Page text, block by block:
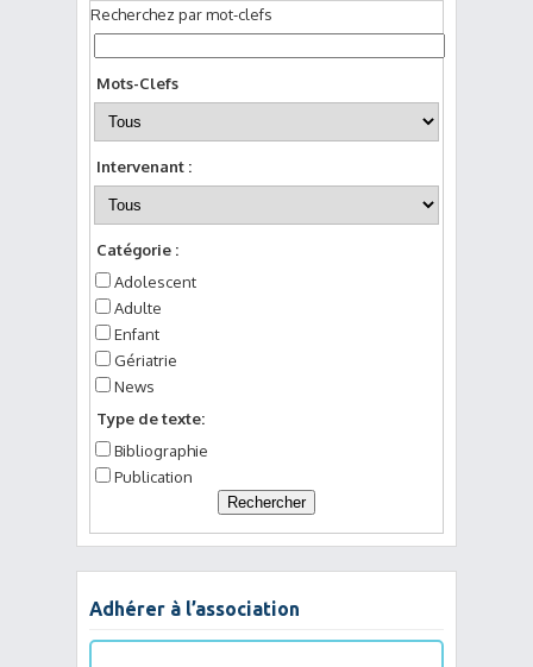
Recherchez par mot-clefs
Mots-Clefs
Intervenant :
Catégorie :
Adolescent
Adulte
Enfant
Gériatrie
News
Type de texte:
Bibliographie
Publication
Adhérer à l’association